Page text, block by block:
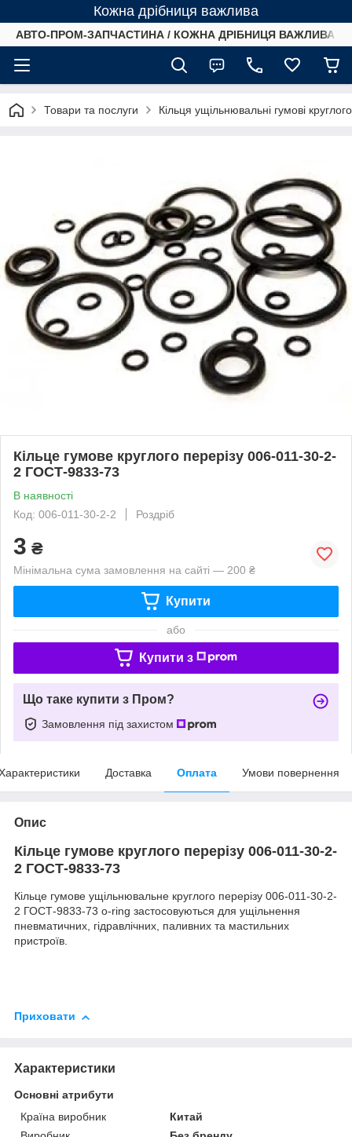
Кожна дрібниця важлива
АВТО-ПРОМ-ЗАПЧАСТИНА / КОЖНА ДРІБНИЦЯ ВАЖЛИВА /
Товари та послуги Кільця ущільнювальні гумові
Кільце гумове круглого перерізу 006-011-30-2-
2 ГОСТ-9833-73
В наявності
Код: 006-011-30-2-2
Роздріб
3 ₴
Мінімальна сума замовлення на сайті — 200 ₴
Купити
або
Купити з
Що таке купити з Пром?
Замовлення під захистом
Доставка Оплата Умови повернення
Опис
Кільце гумове круглого перерізу 006-011-30-2-
2 ГОСТ-9833-73
Кільце гумове ущільнювальне круглого перерізу 006-011-30-2-
2 ГОСТ-9833-73 o-ring застосовуються для ущільнення
пневматичних, гідравлічних, паливних та мастильних
пристроїв.
Приховати
Характеристики
Основні атрибути
Країна виробник
Китай